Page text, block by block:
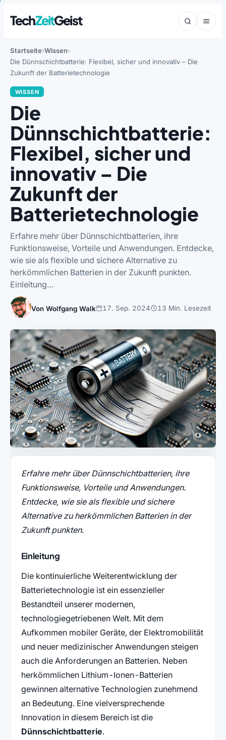
TechZeitGeist
Startseite Wissen
Die Dünnschichtbatterie: Flexibel, sicher und innovativ – Die
Zukunft der Batterietechnologie
WISSEN
Die
Dünnschichtbatterie:
Flexibel, sicher und
innovativ – Die
Zukunft der
Batterietechnologie
Erfahre mehr über Dünnschichtbatterien, ihre
Funktionsweise, Vorteile und Anwendungen. Entdecke,
wie sie als flexible und sichere Alternative zu
herkömmlichen Batterien in der Zukunft punkten.
Einleitung…
Von Wolfgang Walk 17. Sep. 2024 13 Min. Lesezeit
Erfahre mehr über Dünnschichtbatterien, ihre
Funktionsweise, Vorteile und Anwendungen.
Entdecke, wie sie als flexible und sichere
Alternative zu herkömmlichen Batterien in der
Zukunft punkten.
Einleitung
Die kontinuierliche Weiterentwicklung der
Batterietechnologie ist ein essenzieller
Bestandteil unserer modernen,
technologiegetriebenen Welt. Mit dem
Aufkommen mobiler Geräte, der Elektromobilität
und neuer medizinischer Anwendungen steigen
auch die Anforderungen an Batterien. Neben
herkömmlichen Lithium-Ionen-Batterien
gewinnen alternative Technologien zunehmend
an Bedeutung. Eine vielversprechende
Innovation in diesem Bereich ist die
Dünnschichtbatterie.